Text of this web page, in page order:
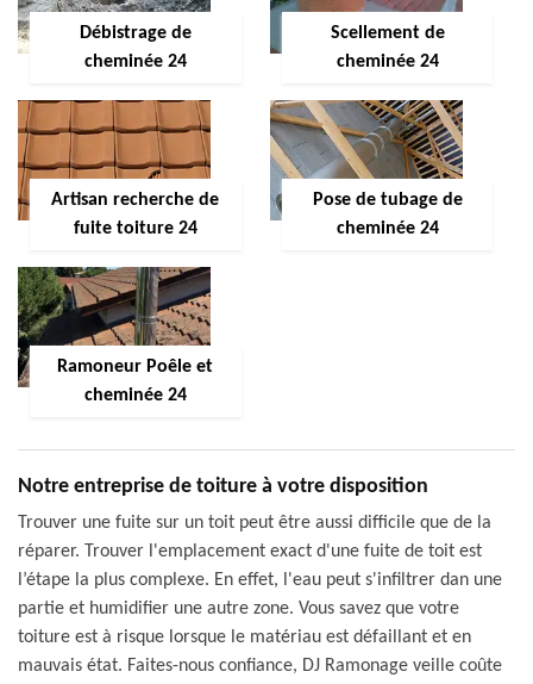
Débistrage de
cheminée 24
Scellement de
cheminée 24
Artisan recherche de
fuite toiture 24
Pose de tubage de
cheminée 24
Ramoneur Poêle et
cheminée 24
Notre entreprise de toiture à votre disposition
Trouver une fuite sur un toit peut être aussi difficile que de la
réparer. Trouver l'emplacement exact d'une fuite de toit est
l’étape la plus complexe. En effet, l'eau peut s'infiltrer dan une
partie et humidifier une autre zone. Vous savez que votre
toiture est à risque lorsque le matériau est défaillant et en
mauvais état. Faites-nous confiance, DJ Ramonage veille coûte